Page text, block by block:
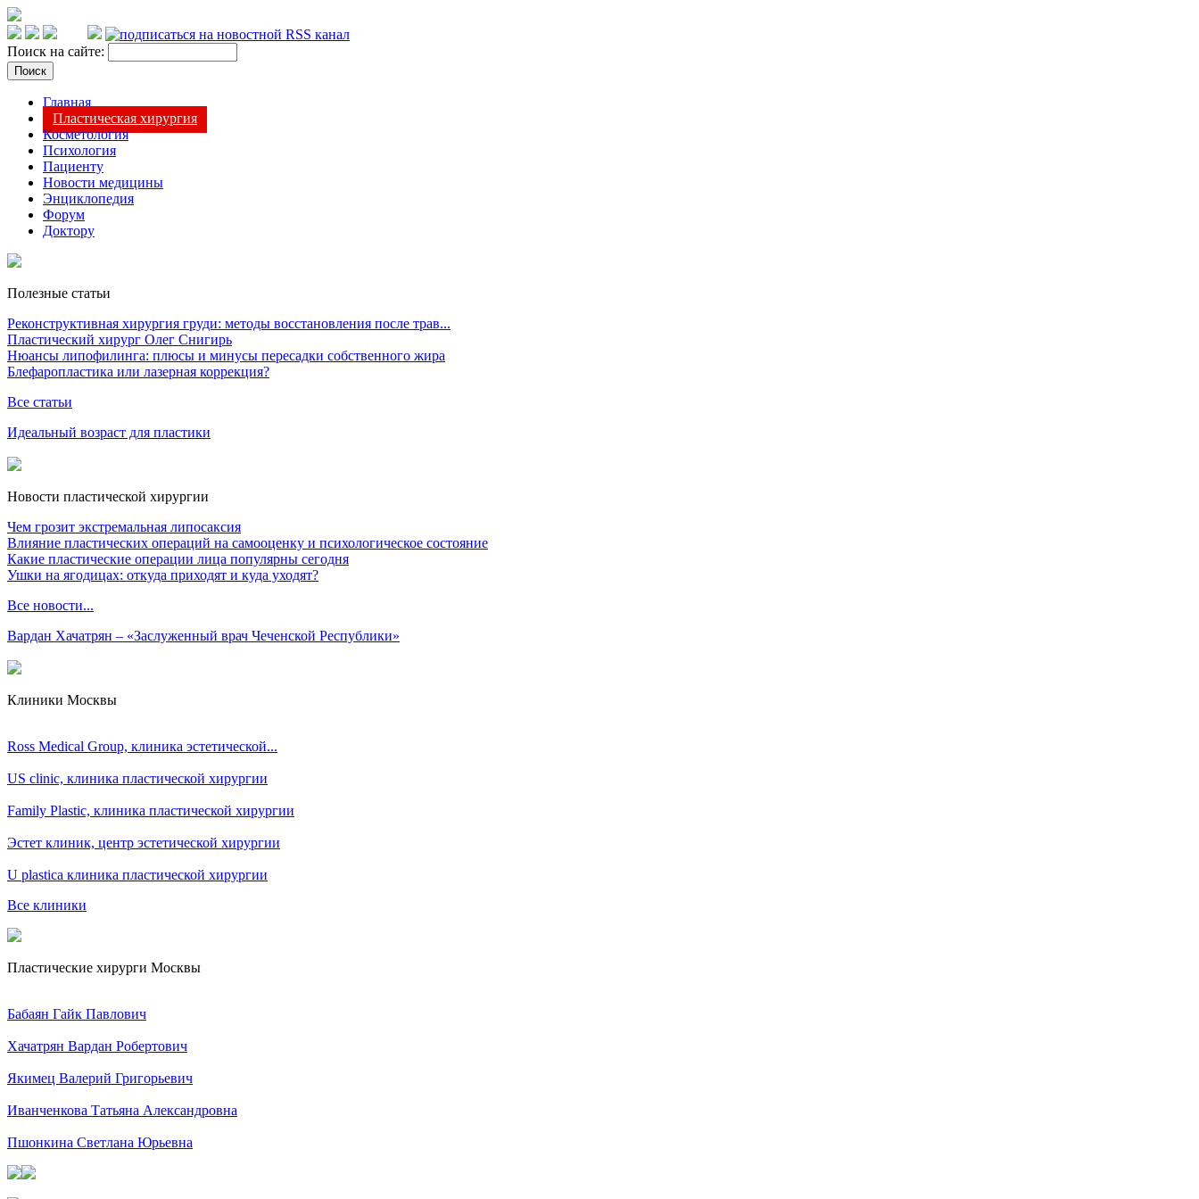
Поиск на сайте:
Главная
Пластическая хирургия
Косметология
Психология
Пациенту
Новости медицины
Энциклопедия
Форум
Доктору
Полезные статьи
Реконструктивная хирургия груди: методы восстановления после трав...
Пластический хирург Олег Снигирь
Нюансы липофилинга: плюсы и минусы пересадки собственного жира
Блефаропластика или лазерная коррекция?
Все статьи
Идеальный возраст для пластики
Новости пластической хирургии
Чем грозит экстремальная липосаксия
Влияние пластических операций на самооценку и психологическое состояние
Какие пластические операции лица популярны сегодня
Ушки на ягодицах: откуда приходят и куда уходят?
Все новости...
Вардан Хачатрян – «Заслуженный врач Чеченской Республики»
Клиники Москвы
Ross Medical Group, клиника эстетической...
US clinic, клиника пластической хирургии
Family Plastic, клиника пластической хирургии
Эстет клиник, центр эстетической хирургии
U plastica клиника пластической хирургии
Все клиники
Пластические хирурги Москвы
Бабаян Гайк Павлович
Хачатрян Вардан Робертович
Якимец Валерий Григорьевич
Иванченкова Татьяна Александровна
Пшонкина Светлана Юрьевна